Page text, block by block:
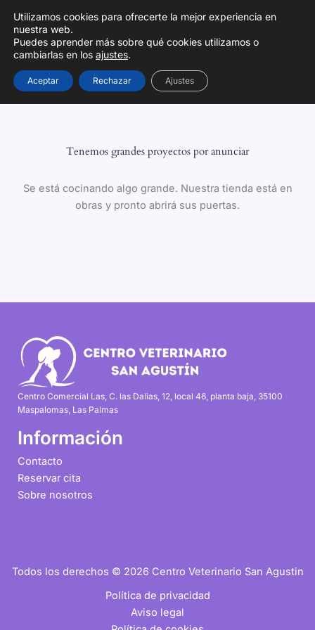
contenido
Tenemos grandes proyectos por anunciar
Se está cocinando algo grande. Nuestra tienda está en
obras y pronto abrirá sus puertas.
Centro Comercial Las, C. las Dalias, 12, local 46, planta baja, 35100
Maspalomas, Las Palmas
Información
Contacto
Reservar cita
Sobre nosotros
Todos los derechos © 2026 Centro Veterinario San Agustin
Política de privacidad
Aviso legal
Utilizamos cookies para ofrecerte la mejor experiencia en
nuestra web.
Puedes aprender más sobre qué cookies utilizamos o
cambiarlas en los ajustes.
Aceptar Rechazar Ajustes